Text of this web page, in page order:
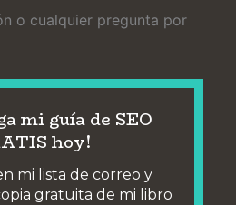
o cualquier pregunta por
mi guía de SEO
hoy!
mi lista de correo y
gratuita de mi libro